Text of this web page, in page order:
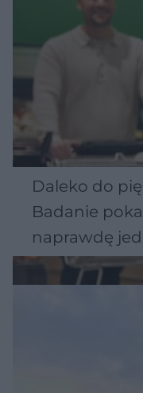
Daleko do
Badanie
naprawdę